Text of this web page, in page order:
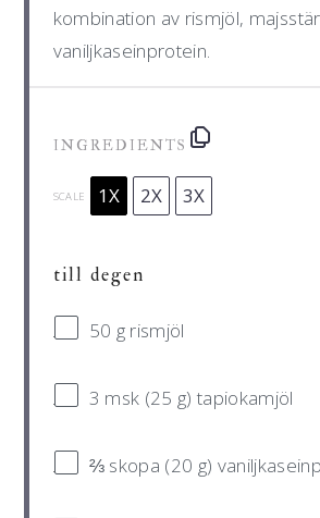
kombination av rismjöl,
vaniljkaseinprotein.
INGREDIENTS
SCALE 1X 2X 3X
till degen
50 g rismjöl
3 msk (25 g) tapiokamjöl
⅔skopa (20 g)